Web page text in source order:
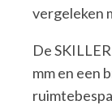
vergeleken
De
mm en een